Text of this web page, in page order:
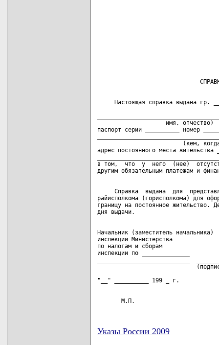
Настоящая справка выдана гр.
                    имя, отчество)
паспорт серии __________ номер
(кем,
адрес постоянного места жительства
в том,  что  у  него  (нее)
Справка  выдана  для
райисполкома (горисполкома) для
границу на постоянное жительство.
Начальник (заместитель начальника)
инспекции Министерства
по налогам и сборам
инспекции по ______________
       М.П.
Указы России 2009